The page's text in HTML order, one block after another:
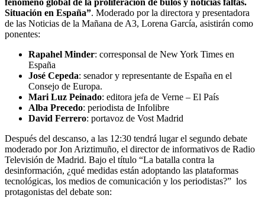
fenómeno global de la proliferación de bulos y noticias faltas.
Situación en España”. Moderado por la directora y presentadora
de las Noticias de la Mañana de A3, Lorena García, asistirán como
ponentes:
Rapahel Minder: corresponsal de New York Times en
España
José Cepeda: senador y representante de España en el
Consejo de Europa.
Mari Luz Peinado: editora jefa de Verne – El País
Alba Precedo: periodista de Infolibre
David Ferrero: portavoz de Vost Madrid
Después del descanso, a las 12:30 tendrá lugar el segundo debate
moderado por Jon Ariztimuño, el director de informativos de Radio
Televisión de Madrid. Bajo el título “La batalla contra la
desinformación, ¿qué medidas están adoptando las plataformas
tecnológicas, los medios de comunicación y los periodistas?” los
protagonistas del debate son: